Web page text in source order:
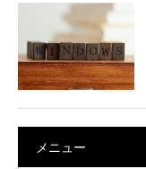
メニュー